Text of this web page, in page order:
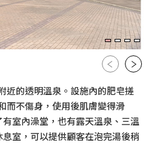
近的透明溫泉。設施內的肥皂搓
而不傷身，使用後肌膚變得滑
室內澡堂，也有露天溫泉、三溫
室，可以提供顧客在泡完湯後稍